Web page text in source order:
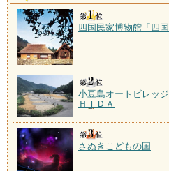
四国民家博物館「四国
小豆島オートビレッ
ＨＩＤＡ
さぬきこどもの国